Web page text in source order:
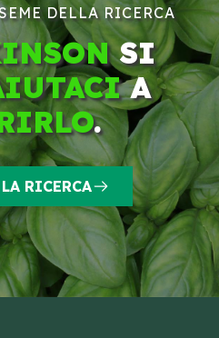
DELLA RICERCA
SI
A
.
RICERCA